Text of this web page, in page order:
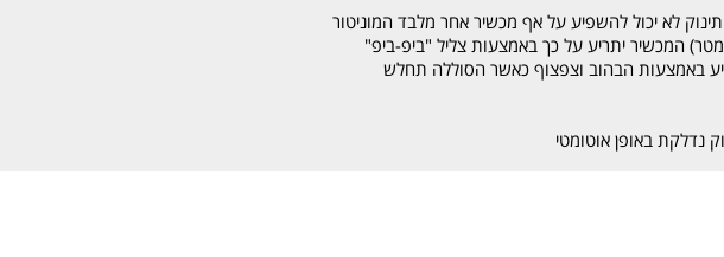
לא יכול להשפיע על אף מכשיר אחר מלבד המוניטור
באמצעות הבהוב וצפצוף כאשר הסוללה תחלש
נדלקת באופן אוטומטי